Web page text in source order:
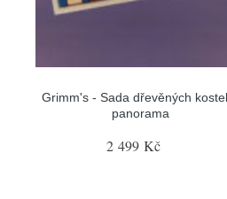
Grimm's - Sada dřevěných
panorama
2 499 Kč